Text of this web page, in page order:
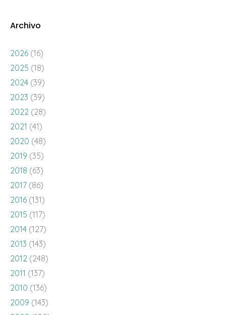
Archivo
2026 (16)
2025 (18)
2024 (39)
2023 (39)
2022 (28)
2021 (41)
2020 (48)
2019 (35)
2018 (63)
2017 (86)
2016 (131)
2015 (117)
2014 (127)
2013 (143)
2012 (248)
2011 (137)
2010 (136)
2009 (143)